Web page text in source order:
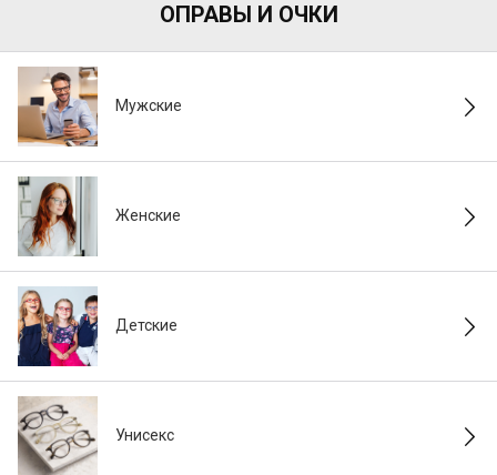
ОПРАВЫ И ОЧКИ
Мужские
Женские
Детские
Унисекс